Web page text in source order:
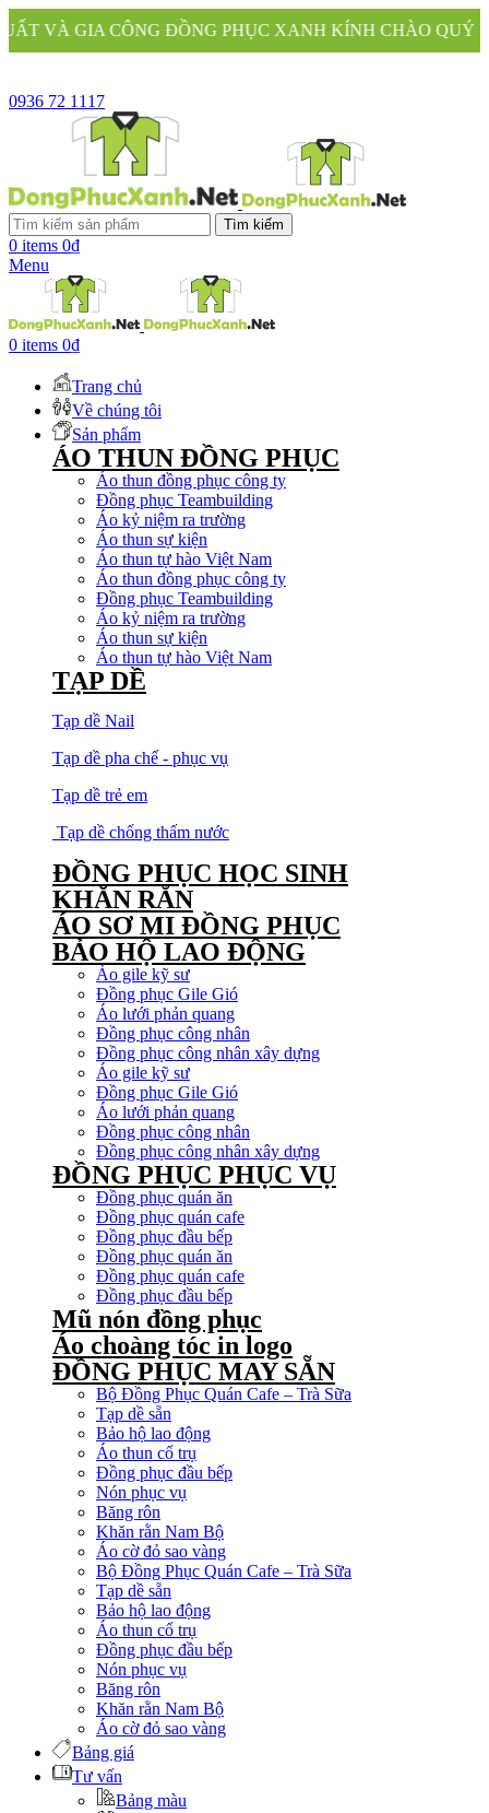
ĐỒNG PHỤC XANH KÍNH CHÀO QUÝ KHÁCH
0936 72 1117
Tìm kiếm
0 items 0₫
Menu
0 items 0₫
Trang chủ
Về chúng tôi
Sản phẩm
ÁO THUN ĐỒNG PHỤC
Áo thun đồng phục công ty
Đồng phục Teambuilding
Áo kỷ niệm ra trường
Áo thun sự kiện
Áo thun tự hào Việt Nam
Áo thun đồng phục công ty
Đồng phục Teambuilding
Áo kỷ niệm ra trường
Áo thun sự kiện
Áo thun tự hào Việt Nam
TẠP DỀ
Tạp dề Nail
Tạp dề pha chế - phục vụ
Tạp dề trẻ em
Tạp dề chống thấm nước
ĐỒNG PHỤC HỌC SINH
KHĂN RẰN
ÁO SƠ MI ĐỒNG PHỤC
BẢO HỘ LAO ĐỘNG
Áo gile kỹ sư
Đồng phục Gile Gió
Áo lưới phản quang
Đồng phục công nhân
Đồng phục công nhân xây dựng
Áo gile kỹ sư
Đồng phục Gile Gió
Áo lưới phản quang
Đồng phục công nhân
Đồng phục công nhân xây dựng
ĐỒNG PHỤC PHỤC VỤ
Đồng phục quán ăn
Đồng phục quán cafe
Đồng phục đầu bếp
Đồng phục quán ăn
Đồng phục quán cafe
Đồng phục đầu bếp
Mũ nón đồng phục
Áo choàng tóc in logo
ĐỒNG PHỤC MAY SẴN
Bộ Đồng Phục Quán Cafe – Trà Sữa
Tạp dề sẵn
Bảo hộ lao động
Áo thun cổ trụ
Đồng phục đầu bếp
Nón phục vụ
Băng rôn
Khăn rằn Nam Bộ
Áo cờ đỏ sao vàng
Bộ Đồng Phục Quán Cafe – Trà Sữa
Tạp dề sẵn
Bảo hộ lao động
Áo thun cổ trụ
Đồng phục đầu bếp
Nón phục vụ
Băng rôn
Khăn rằn Nam Bộ
Áo cờ đỏ sao vàng
Bảng giá
Tư vấn
Bảng màu